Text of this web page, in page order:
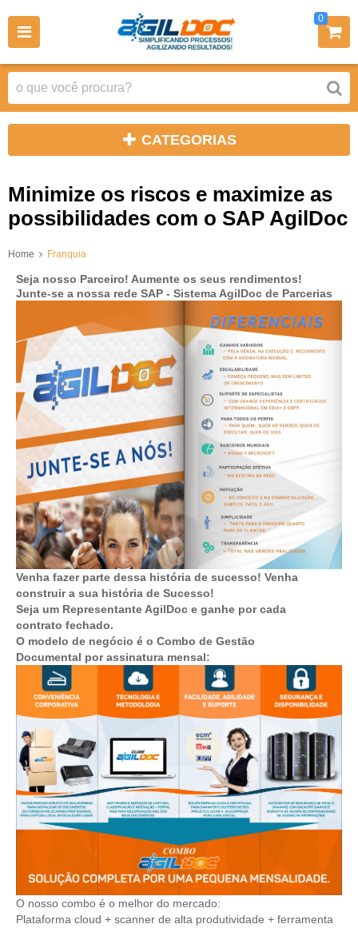
0
CATEGORIAS
Minimize os riscos e maximize as
possibilidades com o SAP AgilDoc
Home Franquia
Seja nosso Parceiro! Aumente os seus rendimentos!
Junte-se a nossa rede SAP - Sistema AgilDoc de Parcerias
Venha fazer parte dessa história de sucesso! Venha
construir a sua história de Sucesso!
Seja um Representante AgilDoc e ganhe por cada
contrato fechado.
O modelo de negócio é o Combo de Gestão
Documental por assinatura mensal:
O nosso combo é o melhor do mercado:
Plataforma cloud + scanner de alta produtividade + ferramenta